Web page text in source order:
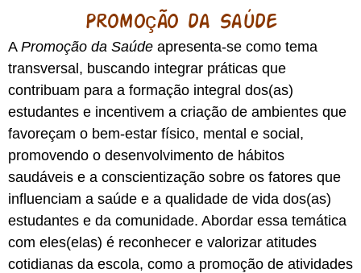
Promoção da Saúde
A Promoção da Saúde apresenta-se como tema
transversal, buscando integrar práticas que
contribuam para a formação integral dos(as)
estudantes e incentivem a criação de ambientes que
favoreçam o bem-estar físico, mental e social,
promovendo o desenvolvimento de hábitos
saudáveis e a conscientização sobre os fatores que
influenciam a saúde e a qualidade de vida dos(as)
estudantes e da comunidade. Abordar essa temática
com eles(elas) é reconhecer e valorizar atitudes
cotidianas da escola, como a promoção de atividades